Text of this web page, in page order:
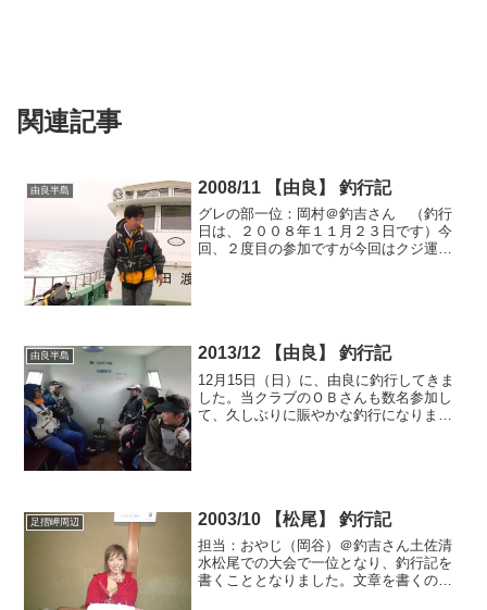
関連記事
由良半島 2008/11 【由良】 釣行記
グレの部一位：岡村＠釣吉さん （釣行
日は、２００８年１１月２３日です）今
回、２度目の参加ですが今回はクジ運良
由良半島 2013/12 【由良】 釣行記
12月15日（日）に、由良に釣行してきま
した。当クラブのＯＢさんも数名参加し
て、久しぶりに賑やかな釣行になりまし
足摺岬周辺 2003/10 【松尾】 釣行記
担当：おやじ（岡谷）＠釣吉さん土佐清
水松尾での大会で一位となり、釣行記を
書くこととなりました。文章を書くの